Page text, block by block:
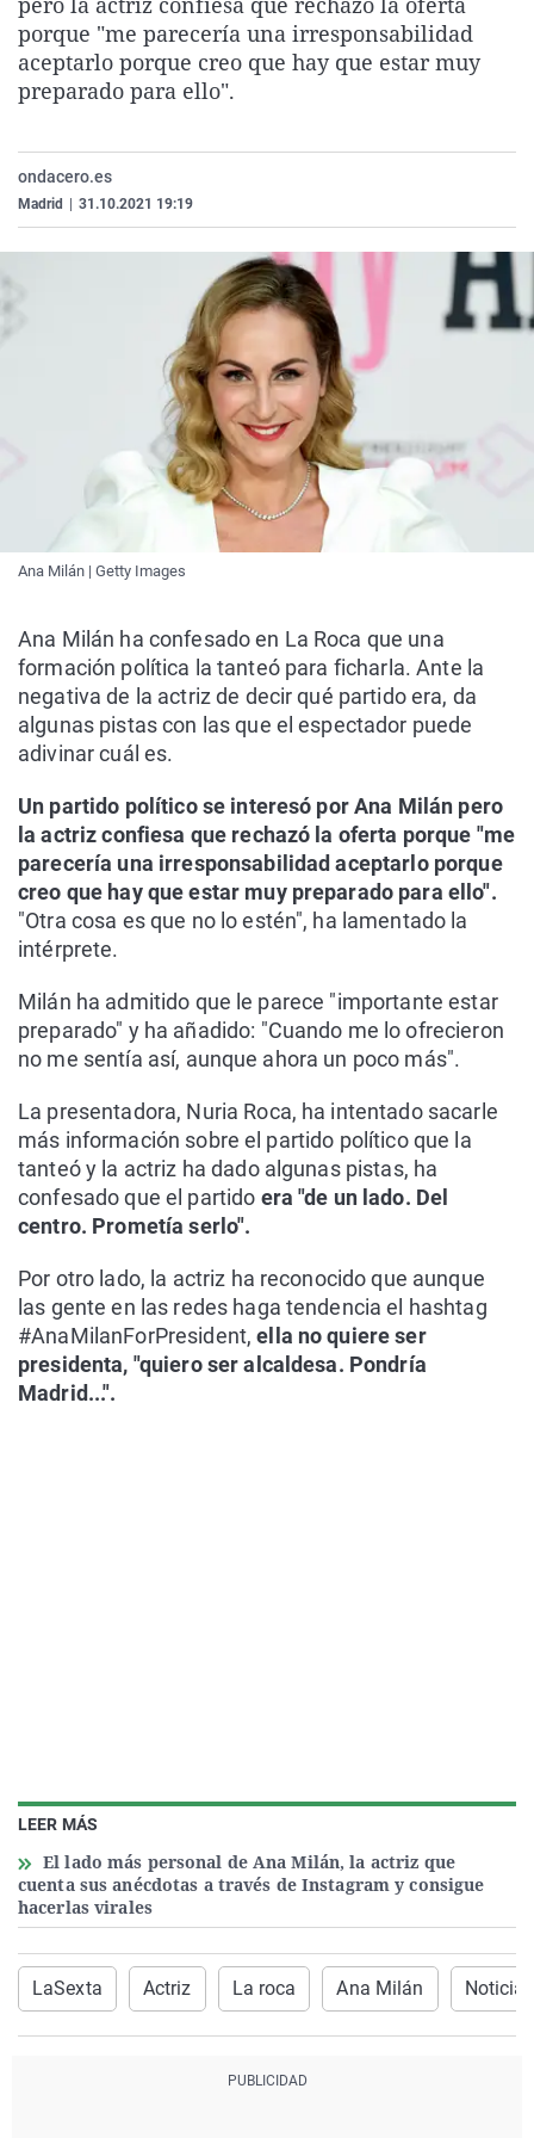
La rosa de
Gente viajera
Caso
Retornados
Extremadura
Galicia
Virales
Televisión
porque "me parecería una irresponsabilidad
aceptarlo porque creo que hay que estar muy
preparado para ello".
ondacero.es
Madrid 31.10.2021 19:19
Ana Milán | Getty Images
LEER MÁS
El lado más personal de Ana Milán, la actriz que
cuenta sus anécdotas a través de Instagram y consigue
hacerlas virales
Ana Milán ha confesado en La Roca que una
formación política la tanteó para ficharla. Ante la
negativa de la actriz de decir qué partido era, da
algunas pistas con las que el espectador puede
adivinar cuál es.
Un partido político se interesó por Ana Milán pero
la actriz confiesa que rechazó la oferta porque "me
parecería una irresponsabilidad aceptarlo porque
creo que hay que estar muy preparado para ello".
"Otra cosa es que no lo estén", ha lamentado la
intérprete.
Milán ha admitido que le parece "importante estar
preparado" y ha añadido: "Cuando me lo ofrecieron
no me sentía así, aunque ahora un poco más".
La presentadora, Nuria Roca, ha intentado sacarle
más información sobre el partido político que la
tanteó y la actriz ha dado algunas pistas, ha
confesado que el partido era "de un lado. Del
centro. Prometía serlo".
Por otro lado, la actriz ha reconocido que aunque
las gente en las redes haga tendencia el hashtag
#AnaMilanForPresident,ella no quiere ser
presidenta, "quiero ser alcaldesa. Pondría
Madrid...".
LaSexta Actriz La roca Ana Milán Noticia